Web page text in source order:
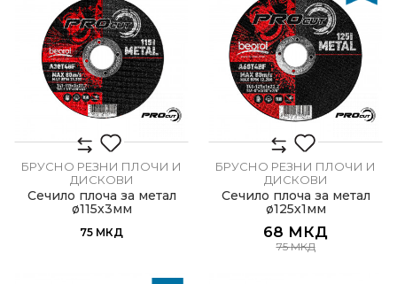
БРУСНО РЕЗНИ ПЛОЧИ И
ДИСКОВИ
Сечило плоча за метал
ø115x3мм
75 МКД
БРУСНО РЕЗНИ ПЛОЧИ И
ДИСКОВИ
Сечило плоча за метал
ø125х1мм
68 МКД
75МКД